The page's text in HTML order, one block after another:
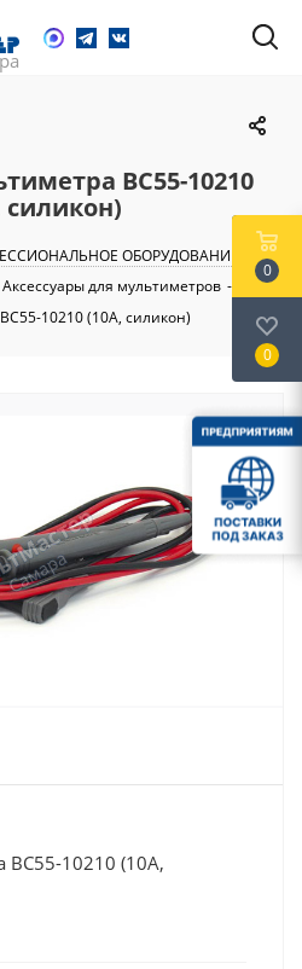
BC55-10210
силикон)
ОБОРУДОВАНИЕ
-
Аксессуары для мультиметров -
Щупы
10210 (10А, силикон)
10210 (10А,
0
0